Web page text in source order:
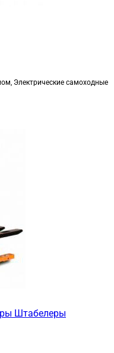
Электрические самоходные
Штабелеры